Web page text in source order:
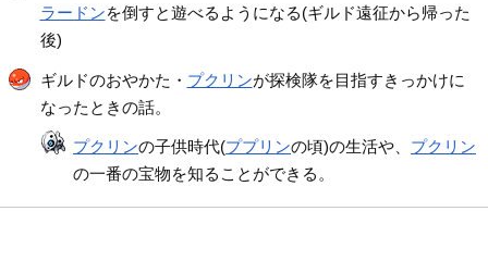
ラードンを倒すと遊べるようになる(ギルド遠征から帰った
後)
ギルドのおやかた・ プクリンが探検隊を目指すきっかけに
なったときの話。
プクリンの子供時代(ププリンの頃)の生活や、 プクリン
の一番の宝物を知ることができる。